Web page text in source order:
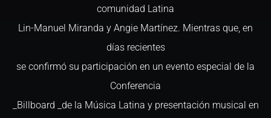
comunidad Latina
Lin-Manuel Miranda y Angie Martínez. Mientras que, en
días recientes
se confirmó su participación en un evento especial de la
Conferencia
_Billboard _de la Música Latina y presentación musical en